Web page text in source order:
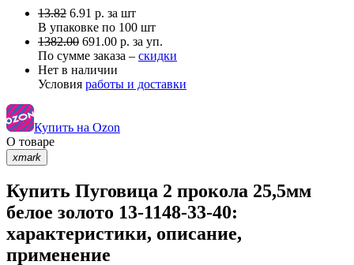
13.82 6.91 р. за шт
В упаковке по 100 шт
1382.00 691.00 р. за уп.
По сумме заказа – скидки
Нет в наличии
Условия работы и доставки
Купить на Ozon
О товаре
xmark
Купить Пуговица 2 прокола 25,5мм
белое золото 13-1148-33-40:
характеристики, описание,
применение